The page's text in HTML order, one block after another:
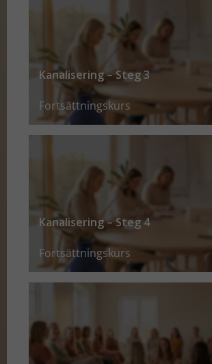
Kanalisering – Steg 3
Fortsättningskurs
Kanalisering – Steg 4
Fortsättningskurs